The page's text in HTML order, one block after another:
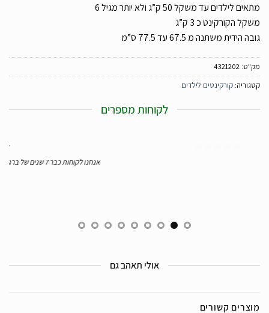
מתאים לילדים עד משקל 50 ק”ג ולא יותר מגיל 6
משקל הקורקינט כ 3 ק”ג
גובה הידית משתנה מ 67.5 עד 77.5 ס”מ
מק"ט: 4321202
קטגוריה: קורקינטים לילדים
לקוחות מספרים
אנחנו לקוחות כבר 7 שנים של ברג. השירות תמיד אדיב מאוד, מקצועי, מהיר
אולי תאהב גם
מוצרים קשורים